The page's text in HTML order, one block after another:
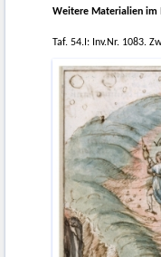
Weitere Materialien im
Taf. 54.I: Inv.Nr. 1083.